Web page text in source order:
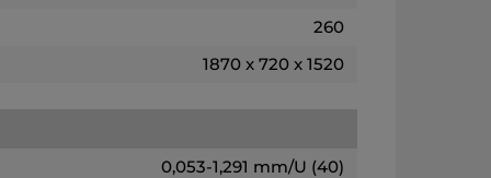
260
1870 x 720 x 1520
0,053-1,291 mm/U (40)